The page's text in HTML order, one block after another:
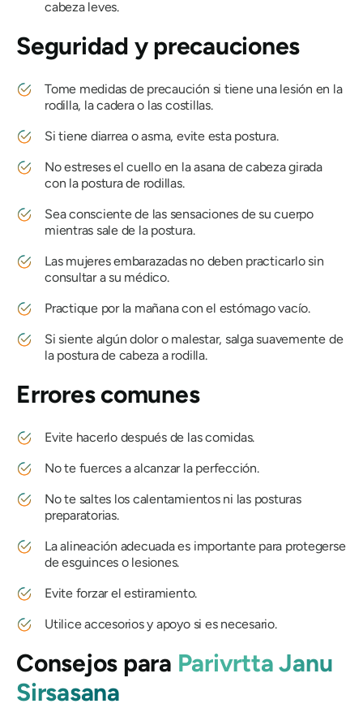
cabeza leves.
Seguridad y precauciones
Tome medidas de precaución si tiene una lesión en la
rodilla, la cadera o las costillas.
Si tiene diarrea o asma, evite esta postura.
No estreses el cuello en la asana de cabeza girada
con la postura de rodillas.
Sea consciente de las sensaciones de su cuerpo
mientras sale de la postura.
Las mujeres embarazadas no deben practicarlo sin
consultar a su médico.
Practique por la mañana con el estómago vacío.
Si siente algún dolor o malestar, salga suavemente de
la postura de cabeza a rodilla.
Errores comunes
Evite hacerlo después de las comidas.
No te fuerces a alcanzar la perfección.
No te saltes los calentamientos ni las posturas
preparatorias.
La alineación adecuada es importante para protegerse
de esguinces o lesiones.
Evite forzar el estiramiento.
Utilice accesorios y apoyo si es necesario.
Consejos para Parivrtta Janu
Sirsasana